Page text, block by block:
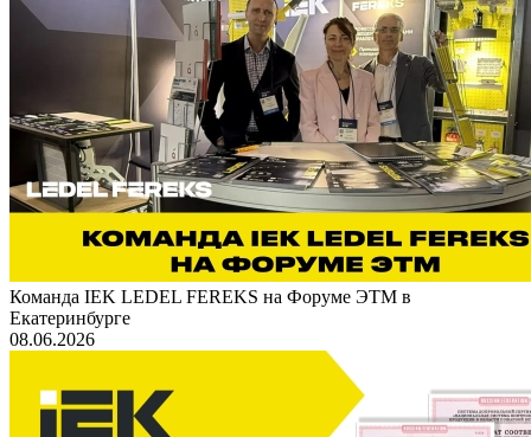
Команда IEK LEDEL FEREKS на Форуме ЭТМ в
Екатеринбурге
08.06.2026